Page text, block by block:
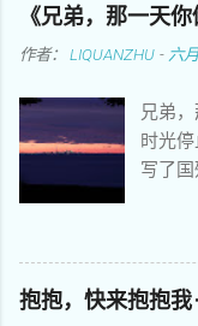
《兄弟，那一天
作者： LIQUANZHU - 六
兄弟
时光
写了
我都
上只
正视姑
抱抱，快来抱抱